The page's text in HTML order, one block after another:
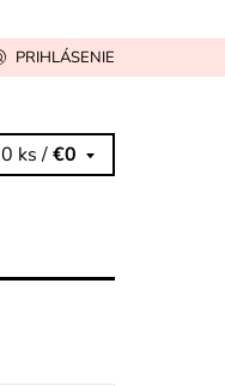
PRIHLÁSENIE
0 ks /€0